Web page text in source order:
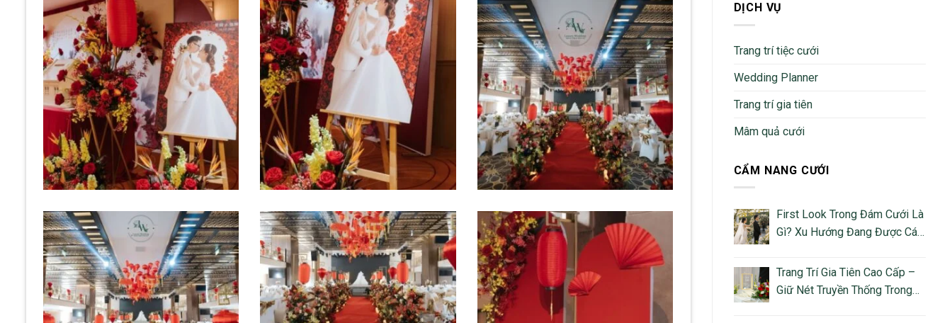
DỊCH VỤ
Trang trí tiệc cưới
Wedding Planner
Trang trí gia tiên
Mâm quả cưới
CẨM NANG CƯỚI
First Look Trong Đám Cưới Là
Gì? Xu Hướng Đang Được Các
Trang Trí Gia Tiên Cao Cấp –
Giữ Nét Truyền Thống Trong